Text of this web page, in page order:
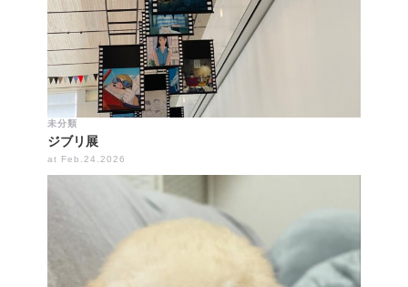
未分類
ジブリ展
at Feb.24.2026